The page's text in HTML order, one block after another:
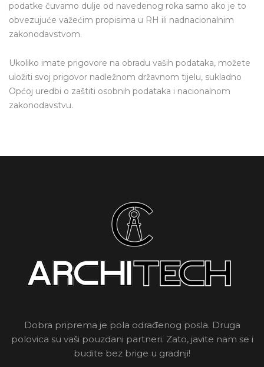
podatke čuvamo dulje od navedenog roka samo ako je to
obvezujuće važećim propisima u RH ili nadnacionalnim
zakonodavstvom.
Ukoliko imate prigovore na obradu vaših podataka, možete
uložiti svoj prigovor nadležnom državnom tijelu, sukladno
Općoj uredbi o zaštiti osobnih podataka i nacionalnom
zakonodavstvu.
Dobra priprema je pola odrađenog posla. Druga
polovica su vaši pouzdani partneri. Zato, javite nam se i
budite bez brige u gradnji!